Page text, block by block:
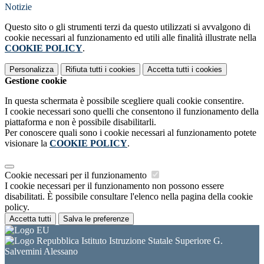
Notizie
Questo sito o gli strumenti terzi da questo utilizzati si avvalgono di
cookie necessari al funzionamento ed utili alle finalità illustrate nella
COOKIE POLICY.
Personalizza Rifiuta tutti i cookies Accetta tutti i cookies
Gestione cookie
In questa schermata è possibile scegliere quali cookie consentire.
I cookie necessari sono quelli che consentono il funzionamento della
piattaforma e non è possibile disabilitarli.
Per conoscere quali sono i cookie necessari al funzionamento potete
visionare la COOKIE POLICY.
Cookie necessari per il funzionamento
I cookie necessari per il funzionamento non possono essere
disabilitati. È possibile consultare l'elenco nella pagina della cookie
policy.
Accetta tutti Salva le preferenze
Istituto Istruzione Statale Superiore G.
Salvemini Alessano